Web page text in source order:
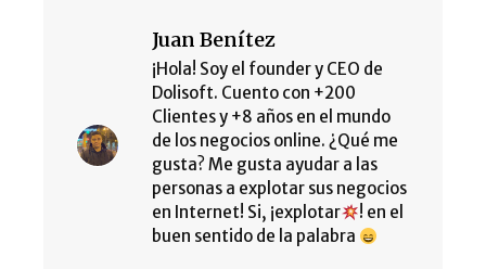
Juan Benítez
¡Hola! Soy el founder y CEO de
Dolisoft. Cuento con +200
Clientes y +8 años en el mundo
de los negocios online. ¿Qué me
gusta? Me gusta ayudar a las
personas a explotar sus negocios
en Internet! Si, ¡explotar
! en el
buen sentido de la palabra